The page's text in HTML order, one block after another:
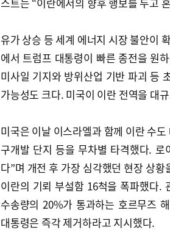
유가 상승 등 세계 에너지 시장 불안이
에서 트럼프 대통령이 빠른 종전을 원
미사일 기지와 방위산업 기반 파괴 등
가능성도 크다. 미국이 이란 전역을 대
미국은 이날 이스라엘과 함께 이란 수
구개발 단지 등을 무차별 타격했다.
다”며 개전 후 가장 심각했던 현장 상
이란의 기뢰 부설함 16척을 폭파했다.
수송량의 20%가 통과하는 호르무즈
대통령은 즉각 제거하라고 지시했다.